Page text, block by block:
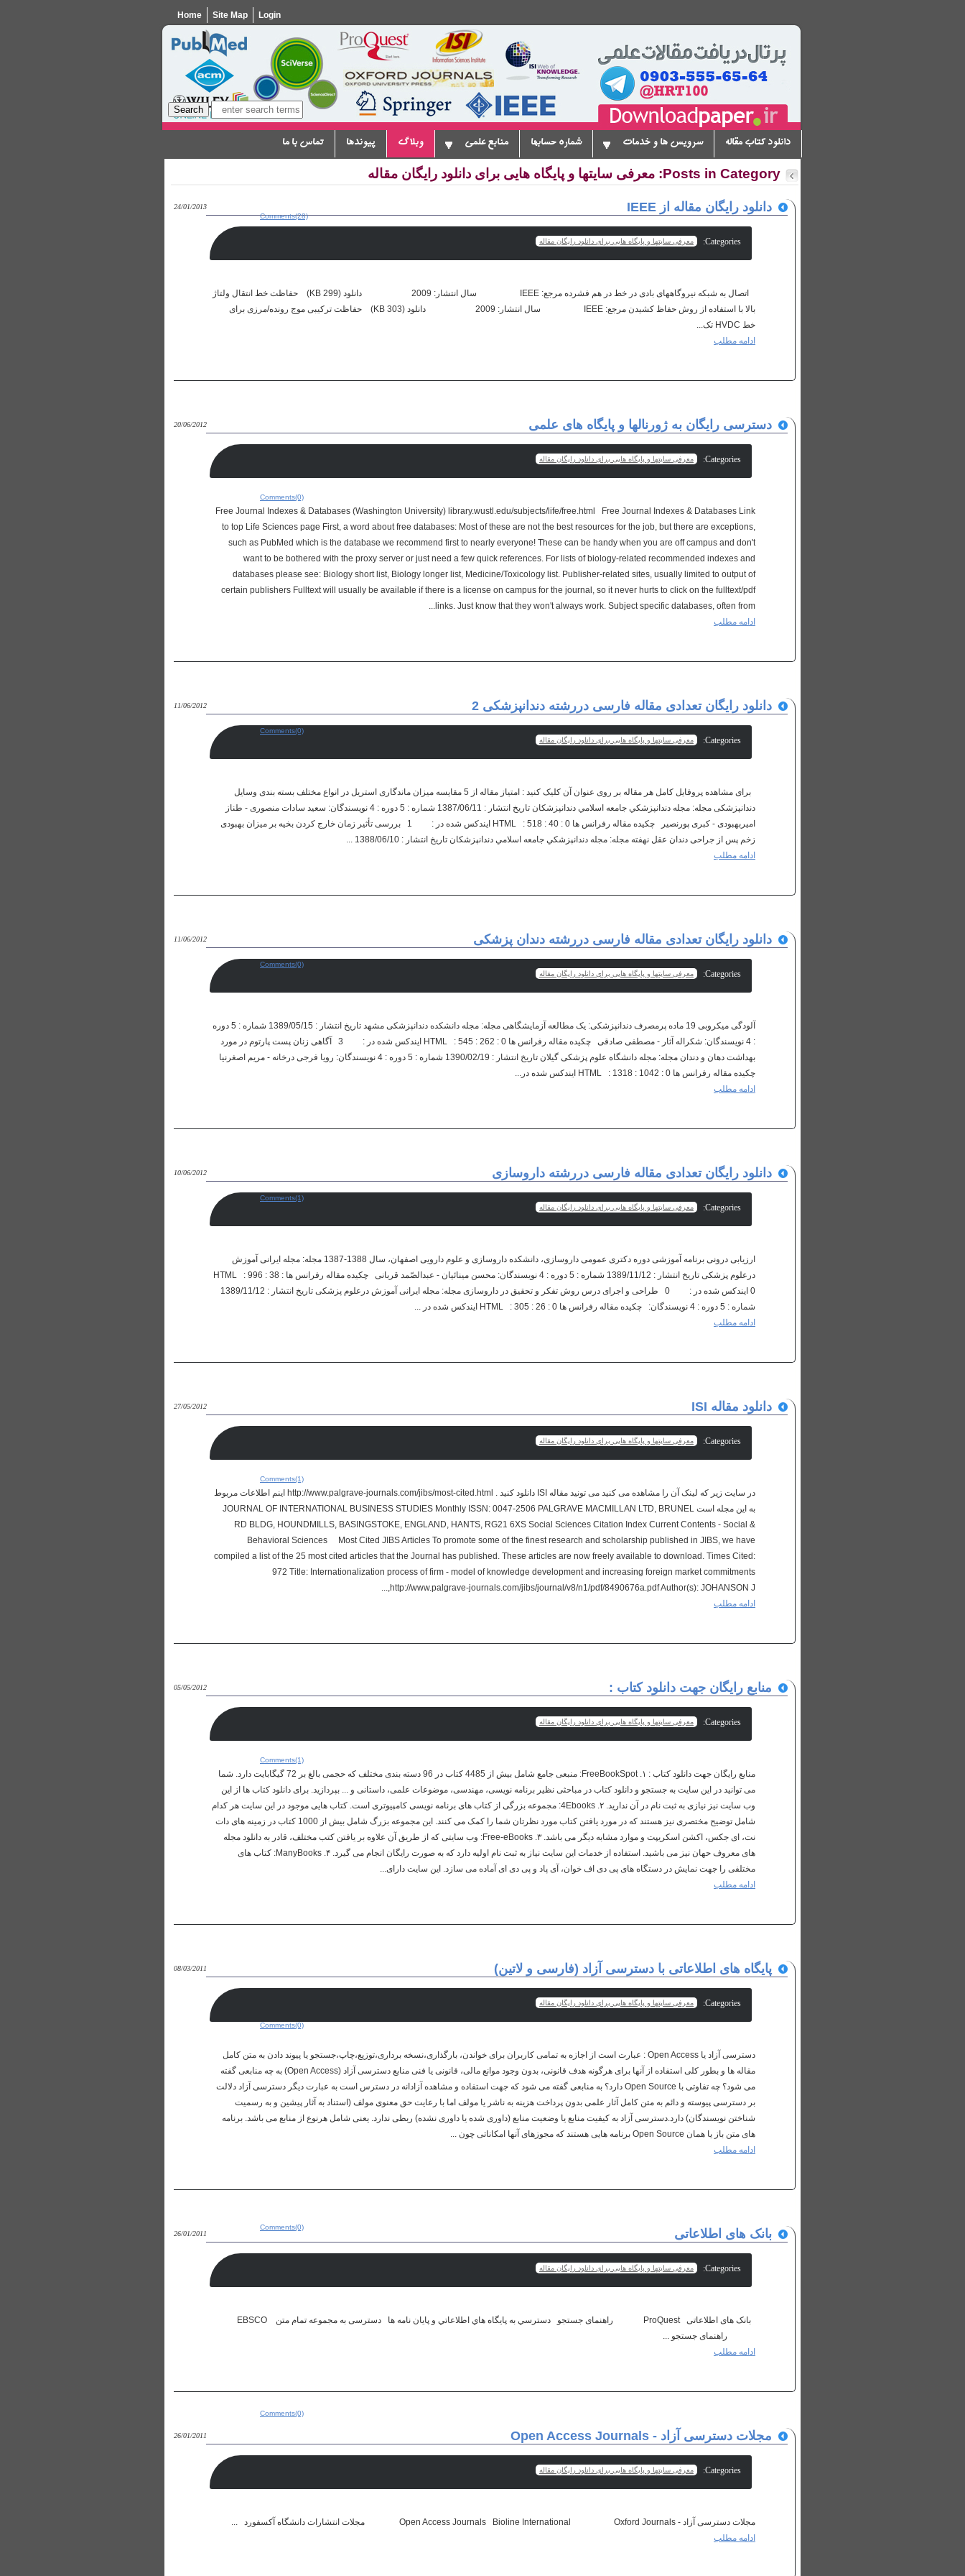
Home Site Map Login
دانلود کتاب مقاله سرویس ها و خدمات شماره حسابها منابع علمی وبلاگ پیوندها تماس با ما
Posts in Category: معرفی سایتها و پایگاه هایی برای دانلود رایگان مقاله
دانلود رایگان مقاله از IEEE 24/01/2013
Categories: معرفی سایتها و پایگاه هایی برای دانلود رایگان مقاله
اتصال به شبکه نیروگاههای بادی در خط در هم فشرده مرجع: IEEE سال انتشار: 2009 دانلود (KB 299) حفاظت خط انتقال ولتاژ
بالا با استفاده از روش حفاظ کشیدن مرجع: IEEE سال انتشار: 2009 دانلود (KB 303) حفاظت ترکیبی موج رونده/مرزی برای
خط HVDC تک...
ادامه مطلب
Comments(28)
دسترسی رایگان به ژورنالها و پایگاه های علمی 20/06/2012
Categories: معرفی سایتها و پایگاه هایی برای دانلود رایگان مقاله
Free Journal Indexes & Databases (Washington University) library.wustl.edu/subjects/life/free.html Free Journal Indexes & Databases Link
to top Life Sciences page First, a word about free databases: Most of these are not the best resources for the job, but there are exceptions,
such as PubMed which is the database we recommend first to nearly everyone! These can be handy when you are off campus and don't
want to be bothered with the proxy server or just need a few quick references. For lists of biology-related recommended indexes and
databases please see: Biology short list, Biology longer list, Medicine/Toxicology list. Publisher-related sites, usually limited to output of
certain publishers Fulltext will usually be available if there is a license on campus for the journal, so it never hurts to click on the fulltext/pdf
links. Just know that they won't always work. Subject specific databases, often from...
ادامه مطلب
Comments(0)
دانلود رایگان تعدادی مقاله فارسی دررشته دندانپزشکی 2 11/06/2012
Categories: معرفی سایتها و پایگاه هایی برای دانلود رایگان مقاله
برای مشاهده پروفایل کامل هر مقاله بر روی عنوان آن کلیک کنید : امتیاز مقاله از 5 مقایسه میزان ماندگاری استریل در انواع مختلف بسته بندی وسایل
دندانپزشکی مجله: مجله دندانپزشكي جامعه اسلامي دندانپزشکان تاریخ انتشار : 1387/06/11 شماره : 5 دوره : 4 نویسندگان: سعید سادات منصوری - طناز
امیربهبودی - کبری پورنصیر چکیده مقاله رفرانس ها HTML : 518 : 40 : 0 ایندکس شده در : 1 بررسی تأثیر زمان خارج کردن بخیه بر میزان بهبودی
زخم پس از جراحی دندان عقل نهفته مجله: مجله دندانپزشكي جامعه اسلامي دندانپزشکان تاریخ انتشار : 1388/06/10 ...
ادامه مطلب
Comments(0)
دانلود رایگان تعدادی مقاله فارسی دررشته دندان پزشکی 11/06/2012
Categories: معرفی سایتها و پایگاه هایی برای دانلود رایگان مقاله
آلودگی میکروبی 19 ماده پرمصرف دندانپزشکی: یک مطالعه آزمایشگاهی مجله: مجله دانشکده دندانپزشکی مشهد تاریخ انتشار : 1389/05/15 شماره : 5 دوره
: 4 نویسندگان: شکراله آثار - مصطفی صادقی چکیده مقاله رفرانس ها HTML : 545 : 262 : 0 ایندکس شده در : 3 آگاهی زنان پست پارتوم در مورد
بهداشت دهان و دندان مجله: مجله دانشگاه علوم پزشکی گیلان تاریخ انتشار : 1390/02/19 شماره : 5 دوره : 4 نویسندگان: رویا فرجی درخانه - مریم اصغرنیا
چکیده مقاله رفرانس ها HTML : 1318 : 1042 : 0 ایندکس شده در...
ادامه مطلب
Comments(0)
دانلود رایگان تعدادی مقاله فارسی دررشته داروسازی 10/06/2012
Categories: معرفی سایتها و پایگاه هایی برای دانلود رایگان مقاله
ارزیابی درونی برنامه آموزشی دوره دکتری عمومی داروسازی، دانشکده داروسازی و علوم دارویی اصفهان، سال 1388-1387 مجله: مجله ایرانی آموزش
درعلوم پزشکی تاریخ انتشار : 1389/11/12 شماره : 5 دوره : 4 نویسندگان: محسن مینائیان - عبدالصّمد قربانی چکیده مقاله رفرانس ها HTML : 996 : 38 :
0 ایندکس شده در : 0 طراحی و اجرای درس روش تفکر و تحقیق در داروسازی مجله: مجله ایرانی آموزش درعلوم پزشکی تاریخ انتشار : 1389/11/12
شماره : 5 دوره : 4 نویسندگان: چکیده مقاله رفرانس ها HTML : 305 : 26 : 0 ایندکس شده در ...
ادامه مطلب
Comments(1)
دانلود مقاله ISI 27/05/2012
Categories: معرفی سایتها و پایگاه هایی برای دانلود رایگان مقاله
در سایت زیر که لینک آن را مشاهده می کنید می تونید مقاله ISI دانلود کنید . http://www.palgrave-journals.com/jibs/most-cited.html اینم اطلاعات مربوط
به این مجله است JOURNAL OF INTERNATIONAL BUSINESS STUDIES Monthly ISSN: 0047-2506 PALGRAVE MACMILLAN LTD, BRUNEL
RD BLDG, HOUNDMILLS, BASINGSTOKE, ENGLAND, HANTS, RG21 6XS Social Sciences Citation Index Current Contents - Social &
Behavioral Sciences Most Cited JIBS Articles To promote some of the finest research and scholarship published in JIBS, we have
compiled a list of the 25 most cited articles that the Journal has published. These articles are now freely available to download. Times Cited:
972 Title: Internationalization process of firm - model of knowledge development and increasing foreign market commitments
http://www.palgrave-journals.com/jibs/journal/v8/n1/pdf/8490676a.pdf Author(s): JOHANSON J,...
ادامه مطلب
Comments(1)
منابع رایگان جهت دانلود کتاب : 05/05/2012
Categories: معرفی سایتها و پایگاه هایی برای دانلود رایگان مقاله
منابع رایگان جهت دانلود کتاب : ۱. FreeBookSpot: منبعی جامع شامل بیش از 4485 کتاب در 96 دسته بندی مختلف که حجمی بالغ بر 72 گیگابایت دارد. شما
می توانید در این سایت به جستجو و دانلود کتاب در مباحثی نظیر برنامه نویسی، مهندسی، موضوعات علمی، داستانی و ... بپردازید. برای دانلود کتاب ها از این
وب سایت نیز نیازی به ثبت نام در آن ندارید. ۲. 4Ebooks: مجموعه بزرگی از کتاب های برنامه نویسی کامپیوتری است. کتاب هایی موجود در این سایت هر کدام
شامل توضیح مختصری نیز هستند که در مورد یافتن کتاب مورد نظرتان شما را کمک می کنند. این مجموعه بزرگ شامل بیش از 1000 کتاب در زمینه های دات
نت، ای جکس، اکشن اسکریپت و موارد مشابه دیگر می باشد. ۳. Free-eBooks: وب سایتی که از طریق آن علاوه بر یافتن کتب مختلف، قادر به دانلود مجله
های معروف حهان نیز می باشید. استفاده از خدمات این سایت نیاز به ثبت نام اولیه دارد که به صورت رایگان انجام می گیرد. ۴. ManyBooks: کتاب های
مختلفی را جهت نمایش در دستگاه های پی دی اف خوان، آی پاد و پی دی ای آماده می سازد. این سایت دارای...
ادامه مطلب
Comments(1)
پایگاه های اطلاعاتی با دسترسی آزاد (فارسی و لاتین) 08/03/2011
Categories: معرفی سایتها و پایگاه هایی برای دانلود رایگان مقاله
دسترسی آزاد يا Open Access : عبارت است از اجازه به تمامی کاربران برای خواندن، بارگذاری،نسخه برداری،توزیع،چاپ،جستجو یا پیوند دادن به متن کامل
مقاله ها و بطور کلی استفاده از آنها برای هرگونه هدف قانونی، بدون وجود موانع مالی، قانونی یا فنی منابع دسترسی آزاد (Open Access) به چه منابعی گفته
می شود؟ چه تفاوتی با Open Source دارد؟ به منابعی گفته می شود که جهت استفاده و مشاهده آزادانه در دسترس است به عبارت دیگر دسترسی آزاد دلالت
بر دسترسی پیوسته و دائم به متن کامل آثار علمی بدون پرداخت هزینه به ناشر یا مولف اما با رعایت حق معنوی مولف (استناد به آثار پیشین و به رسمیت
شناختن نویسندگان) دارد.دسترسی آزاد به کیفیت منابع یا وضعیت منابع (داوری شده یا داوری نشده) ربطی ندارد. یعنی شامل هرنوع از منابع می باشد. برنامه
های متن باز یا همان Open Source برنامه هایی هستند که مجوزهای آنها امکاناتی چون ...
ادامه مطلب
Comments(0)
بانک های اطلاعاتی 26/01/2011
Categories: معرفی سایتها و پایگاه هایی برای دانلود رایگان مقاله
بانک های اطلاعاتی ProQuest راهنمای جستجو دسترسي به پايگاه هاي اطلاعاتي و پايان نامه ها دسترسی به مجموعه تمام متن EBSCO
راهنمای جستجو ...
ادامه مطلب
Comments(0)
مجلات دسترسی آزاد - Open Access Journals 26/01/2011
Categories: معرفی سایتها و پایگاه هایی برای دانلود رایگان مقاله
مجلات دسترسی آزاد - Open Access Journals Bioline International Oxford Journals مجلات انتشارات دانشگاه آکسفورد ...
ادامه مطلب
Comments(0)